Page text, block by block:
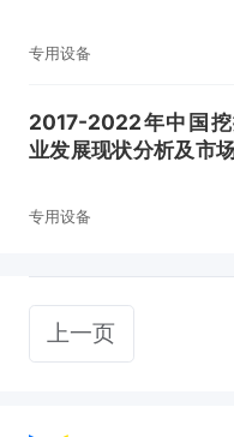
专用设备
2017-2022年中国
业发展现状分析及市
专用设备
上一页